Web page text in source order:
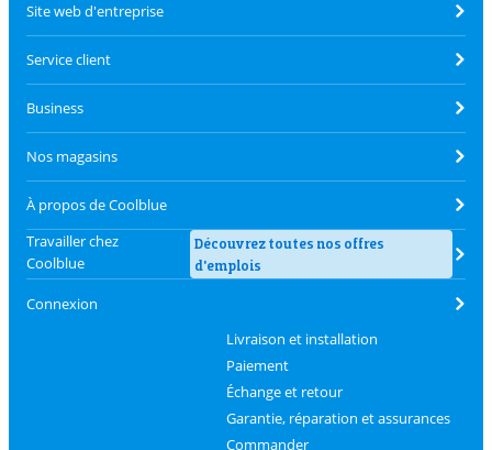
Site web d'entreprise
Service client
Business
Nos magasins
À propos de Coolblue
Travailler chez
Coolblue
Découvrez toutes nos offres
d'emplois
Connexion
Livraison et installation
Paiement
Échange et retour
Garantie, réparation et assurances
Commander